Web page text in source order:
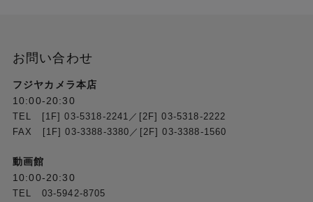
お問い合わせ
フジヤカメラ本店
10:00-20:30
TEL [1F] 03-5318-2241／[2F] 03-5318-2222
FAX [1F] 03-3388-3380／[2F] 03-3388-1560
動画館
10:00-20:30
TEL 03-5942-8705